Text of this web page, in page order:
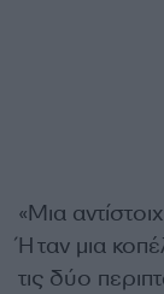
«Μια
Ήταν μια
τις δύο